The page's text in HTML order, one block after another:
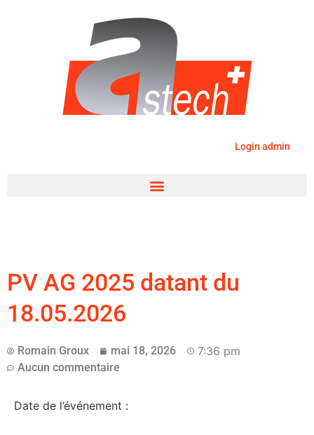
Login admin
PV AG 2025 datant du
18.05.2026
Romain Groux mai 18, 2026 7:36 pm
Aucun commentaire
Date de l’événement :